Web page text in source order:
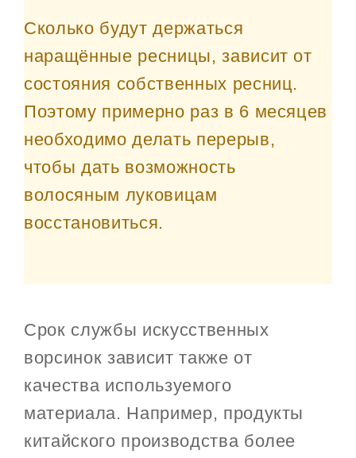
Сколько будут держаться
наращённые ресницы, зависит от
состояния собственных ресниц.
Поэтому примерно раз в 6 месяцев
необходимо делать перерыв,
чтобы дать возможность
волосяным луковицам
восстановиться.
Срок службы искусственных
ворсинок зависит также от
качества используемого
материала. Например, продукты
китайского производства более